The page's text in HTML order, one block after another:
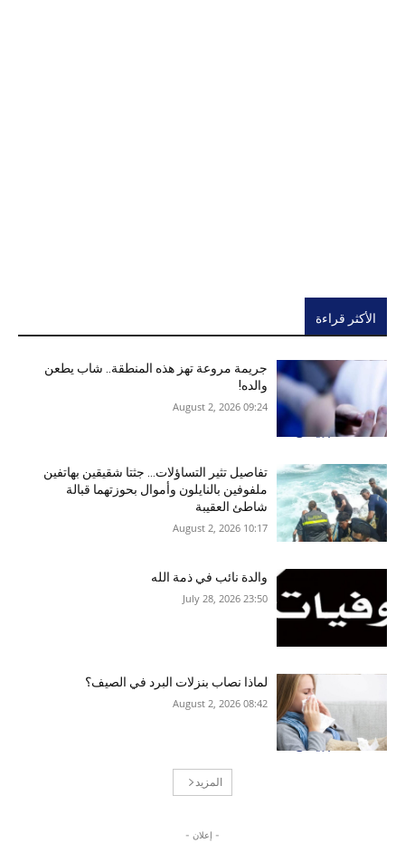
الأكثر قراءة
جريمة مروعة تهز هذه المنطقة.. شاب يطعن
والده!
09:24 2026 ,August 2
تفاصيل تثير التساؤلات… جثتا شقيقين بهاتفين
ملفوفين بالنايلون وأموال بحوزتهما قبالة
شاطئ العقيبة
10:17 2026 ,August 2
والدة نائب في ذمة الله
23:50 2026 ,July 28
لماذا نصاب بنزلات البرد في الصيف؟
08:42 2026 ,August 2
المزيد
- إعلان -